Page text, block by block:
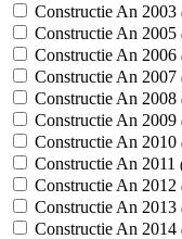
Constructie An 2003
Constructie An 2005
Constructie An 2006
Constructie An 2007
Constructie An 2008
Constructie An 2009
Constructie An 2010
Constructie An 2011
Constructie An 2012
Constructie An 2013
Constructie An 2014